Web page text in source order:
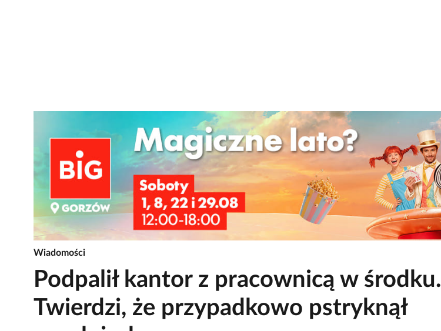
Wiadomości
Podpalił kantor z pracownicą w środku.
Twierdzi, że przypadkowo pstryknął